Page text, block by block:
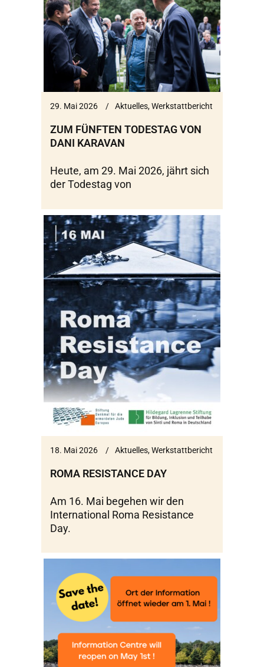
29. Mai 2026 Aktuelles,Werkstattbericht
ZUM FÜNFTEN TODESTAG VON
DANI KARAVAN
Heute, am 29. Mai 2026, jährt sich
der Todestag von
18. Mai 2026 Aktuelles,Werkstattbericht
ROMA RESISTANCE DAY
Am 16. Mai begehen wir den
International Roma Resistance
Day.